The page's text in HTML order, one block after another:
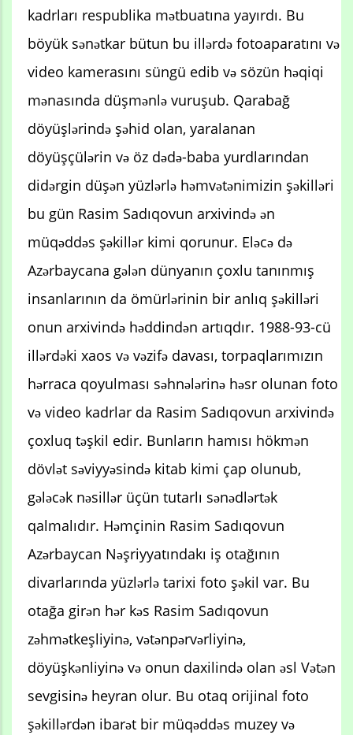
kadrları respublika mətbuatına yayırdı. Bu
böyük sənətkar bütun bu illərdə fotoaparatını və
video kamerasını süngü edib və sözün həqiqi
mənasında düşmənlə vuruşub. Qarabağ
döyüşlərində şəhid olan, yaralanan
döyüşçülərin və öz dədə-baba yurdlarından
didərgin düşən yüzlərlə həmvətənimizin şəkilləri
bu gün Rasim Sadıqovun arxivində ən
müqəddəs şəkillər kimi qorunur. Eləcə də
Azərbaycana gələn dünyanın çoxlu tanınmış
insanlarının da ömürlərinin bir anlıq şəkilləri
onun arxivində həddindən artıqdır. 1988-93-cü
illərdəki xaos və vəzifə davası, torpaqlarımızın
hərraca qoyulması səhnələrinə həsr olunan foto
və video kadrlar da Rasim Sadıqovun arxivində
çoxluq təşkil edir. Bunların hamısı hökmən
dövlət səviyyəsində kitab kimi çap olunub,
gələcək nəsillər üçün tutarlı sənədlərtək
qalmalıdır. Həmçinin Rasim Sadıqovun
Azərbaycan Nəşriyyatındakı iş otağının
divarlarında yüzlərlə tarixi foto şəkil var. Bu
otağa girən hər kəs Rasim Sadıqovun
zəhmətkeşliyinə, vətənpərvərliyinə,
döyüşkənliyinə və onun daxilində olan əsl Vətən
sevgisinə heyran olur. Bu otaq orijinal foto
şəkillərdən ibarət bir müqəddəs muzey və